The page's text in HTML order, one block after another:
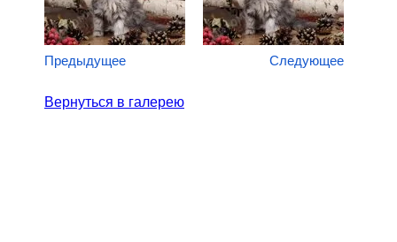
Предыдущее Следующее
Вернуться в галерею